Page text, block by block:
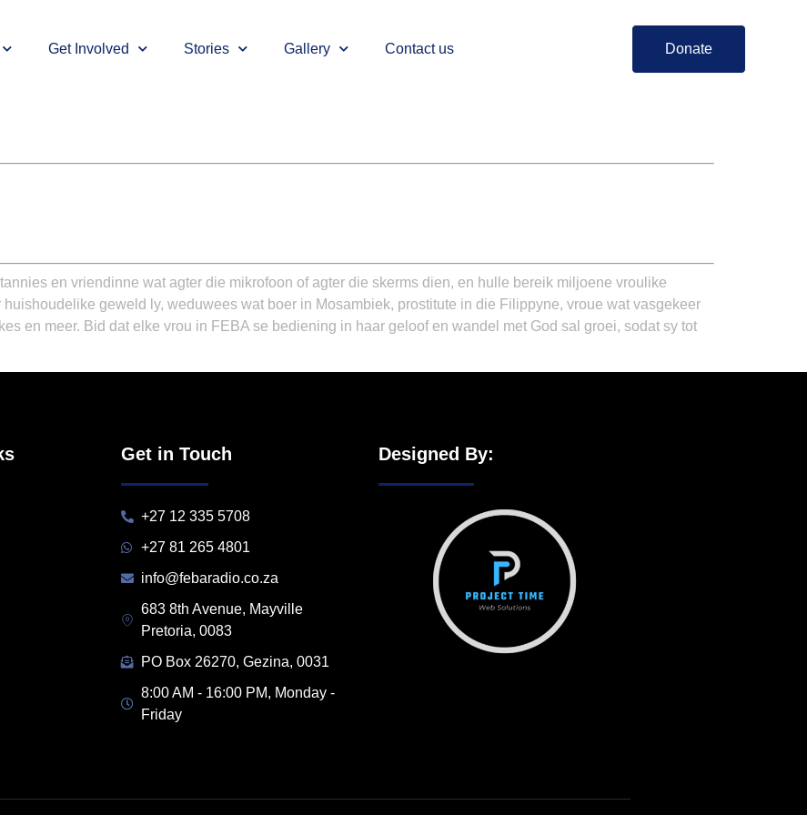
Get Involved Stories Gallery Contact us Donate
en vriendinne wat agter die mikrofoon of agter die skerms dien, en hulle bereik miljoene vroulike
geweld ly, weduwees wat boer in Mosambiek, prostitute in die Filippyne, vroue wat vasgekeer
en meer. Bid dat elke vrou in FEBA se bediening in haar geloof en wandel met God sal groei, sodat sy tot
Get in Touch
+27 12 335 5708
+27 81 265 4801
info@febaradio.co.za
683 8th Avenue, Mayville
Pretoria, 0083
PO Box 26270, Gezina, 0031
8:00 AM - 16:00 PM, Monday -
Friday
Designed By: